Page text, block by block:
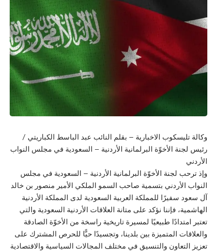
وكالة تليسكوب الاخبارية – بقلم النائب عبد الباسط الكباريتي /
رئيس لجنة الأخوّة البرلمانية الأردنية – السعودية في مجلس النواب
الأردني
وإذ ترحب لجنة الأخوّة البرلمانية الأردنية – السعودية في مجلس
النواب الأردني بتسمية صاحب السمو الملكي الأمير منصور بن خالد
آل سعود سفيرًا للمملكة العربية السعودية لدى المملكة الأردنية
الهاشمية، فإننا نؤكد على متانة العلاقات الأردنية السعودية والتي
تعتبر امتدادًا طبيعيًا لمسيرة تاريخية راسخة من الأخوّة الصادقة
والعلاقات المتميزة بين بلدينا، وتجسيدًا حيًّا للحرص المشترك على
تعزيز التعاون والتنسيق في مختلف المجالات السياسية والاقتصادية